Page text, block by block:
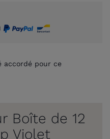
accordé pour ce
Boîte de 12
Violet